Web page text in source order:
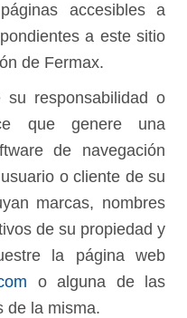
accesibles a
a este sitio
de Fermax.
responsabilidad o
que genere una
de navegación
o cliente de su
marcas, nombres
de su propiedad y
la página web
o alguna de las
de la misma.